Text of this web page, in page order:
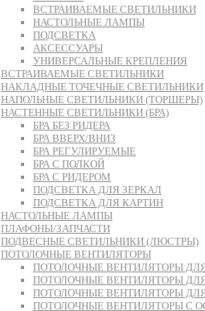
ВСТРАИВАЕМЫЕ СВЕТИЛЬНИКИ
НАСТОЛЬНЫЕ ЛАМПЫ
ПОДСВЕТКА
АКСЕССУАРЫ
УНИВЕРСАЛЬНЫЕ КРЕПЛЕНИЯ
ВСТРАИВАЕМЫЕ СВЕТИЛЬНИКИ
НАКЛАДНЫЕ ТОЧЕЧНЫЕ СВЕТИЛЬНИКИ
НАПОЛЬНЫЕ СВЕТИЛЬНИКИ (ТОРШЕРЫ)
НАСТЕННЫЕ СВЕТИЛЬНИКИ (БРА)
БРА БЕЗ РИДЕРА
БРА ВВЕРХ/ВНИЗ
БРА РЕГУЛИРУЕМЫЕ
БРА С ПОЛКОЙ
БРА С РИДЕРОМ
ПОДСВЕТКА ДЛЯ ЗЕРКАЛ
ПОДСВЕТКА ДЛЯ КАРТИН
НАСТОЛЬНЫЕ ЛАМПЫ
ПЛАФОНЫ/ЗАПЧАСТИ
ПОДВЕСНЫЕ СВЕТИЛЬНИКИ (ЛЮСТРЫ)
ПОТОЛОЧНЫЕ ВЕНТИЛЯТОРЫ
ПОТОЛОЧНЫЕ ВЕНТИЛЯТОРЫ
ПОТОЛОЧНЫЕ ВЕНТИЛЯТОРЫ
ПОТОЛОЧНЫЕ ВЕНТИЛЯТОРЫ
ПОТОЛОЧНЫЕ ВЕНТИЛЯТОРЫ С